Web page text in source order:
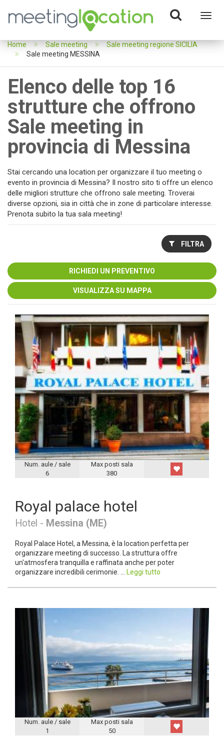
Home Sale meeting
Sale meeting regione SICILIA
Sale meeting MESSINA
Elenco delle top 16
strutture che offrono
Sale meeting in
provincia di Messina
Stai cercando una location per organizzare il tuo meeting o
evento in provincia di Messina? Il nostro sito ti offre un elenco
delle migliori strutture che offrono sale meeting. Troverai
diverse opzioni, sia in città che in zone di particolare interesse.
Prenota subito la tua sala meeting!
FILTRA
RICHIEDI UN PREVENTIVO
VISUALIZZA SU MAPPA
Num. aule / sale
6
Max posti sala
380
Royal palace hotel
Hotel - Messina (ME)
Royal Palace Hotel, a Messina, è la location perfetta per
organizzare meeting di successo. La struttura offre
un'atmosfera tranquilla e raffinata anche per poter
organizzare incredibili cerimonie. ...
Leggi tutto
Num. aule / sale
1
Max posti sala
50